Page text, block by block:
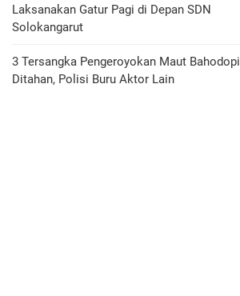
Laksanakan Gatur Pagi di Depan SDN
Solokangarut
3 Tersangka Pengeroyokan Maut Bahodopi
Ditahan, Polisi Buru Aktor Lain